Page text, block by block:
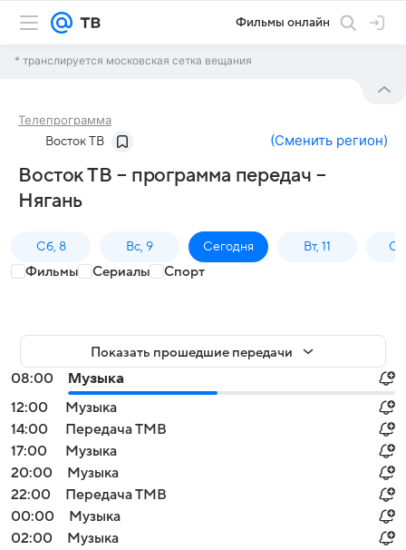
Фильмы онлайн
* транслируется московская сетка вещания
Телепрограмма
Восток ТВ (Сменить регион)
Восток ТВ – программа передач –
Нягань
Сб, 8 Вс, 9 Сегодня Вт, 11
Фильмы Сериалы Спорт
Показать прошедшие передачи
08:00
Музыка
12:00
Музыка
14:00
Передача ТМВ
17:00
Музыка
20:00
Музыка
22:00
Передача ТМВ
00:00
Музыка
02:00
Музыка